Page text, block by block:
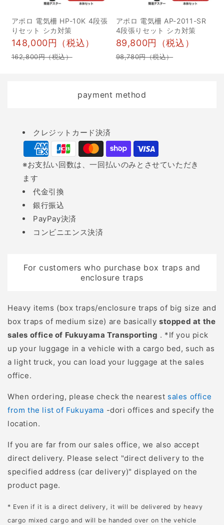
で、改めてチェックしま
しょう。 本体（本機）：
電気柵の電源となる装置
出力高圧線：本体とワイ
ヤーとの間に繋げる高圧
すパーツ ワイヤー（電
流すワイヤー ゲートクリ
ップ：人間が出入りする
場所に使用する 支柱とガ
イシ（碍子）：ワイヤー
を張るための支えと支柱
にワイヤーを固定する部
品 危険表示版：電気柵が
設置されていることを知
電圧が流れているか確認
マーやワイヤーをカット
するニッパー・ハサミ、
作業用の手袋なども準備
しておくと便利です。 な
お、以下の記事では電気
より詳しく解説していま
す。あわせてチェックし
てみてください。 電気柵
前に準備することは？ 電
気柵の設置に必要なもの
が揃ったら、設置前の準
備を進めましょう。まず
は、電気柵を設置する土
地の整備を行います。電
生活を脅かし、地域社会
全体に大きな影響を及ぼ
しています。 ここでは、
イノシシがもたらす具体
的な農業被害と人的被害
被害 イノシシによる農作
います。 環境省のデータ
によると、イノシシによ
る被害の報告件数は年々
ロコシ、果樹などの農作
鼻を持ち、地面を掘り起
こして作物を食い荒らす
ため、農地全体が荒らさ
れてしまいます。 特にイ
ノシシの活動が活発にな
穫前の作物に対する被害
が増加します。 参考：
的被害 イノシシによる人
的被害も深刻です。 環境
省の「イノシシによる人
令和4年のイノシシによる
人的被害件数は68件・被
アポロ 電気柵 HP-10K 4段張
りセット シカ対策
148,000円（税込）
162,800円（税込）
アポロ 電気柵 AP-2011-SR
4段張りセット シカ対策
89,800円（税込）
98,780円（税込）
payment method
methods
クレジットカード決済
※お支払い回数は、一回払いのみとさせていただき
ます
代金引換
銀行振込
PayPay決済
コンビニエンス決済
For customers who purchase box traps and
enclosure traps
Heavy items (box traps/enclosure traps of big size and
box traps of medium size) are basicallystopped at the
sales office of Fukuyama Transporting . *If you pick
up your luggage in a vehicle with a cargo bed, such as
a light truck, you can load your luggage at the sales
office.
When ordering, please check the nearest sales office
from the list of Fukuyama -dori offices and specify the
location.
If you are far from our sales office, we also accept
direct delivery. Please select "direct delivery to the
specified address (car delivery)" displayed on the
product page.
* Even if it is a direct delivery, it will be delivered by heavy
cargo mixed cargo and will be handed over on the vehicle